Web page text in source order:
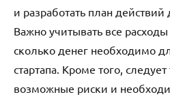
и разработать план
Важно учитывать все
сколько денег необходимо
стартапа. Кроме того,
возможные риски и